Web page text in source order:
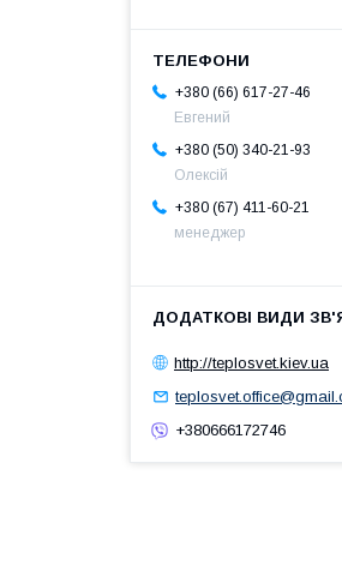
+380 (66) 617-27-46
Евгений
+380 (50) 340-21-93
Олексій
+380 (67) 411-60-21
менеджер
http://teplosvet.kiev.ua
+380666172746